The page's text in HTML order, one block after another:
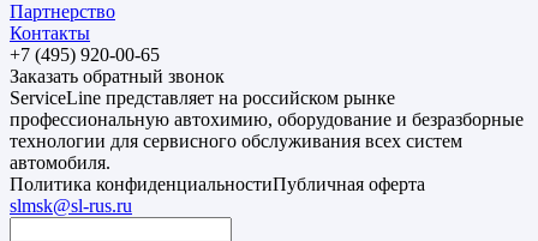
Партнерство
Контакты
+7 (495) 920-00-65
Заказать обратный звонок
ServiceLine представляет на российском рынке
профессиональную автохимию, оборудование и безразборные
технологии для сервисного обслуживания всех систем
автомобиля.
Политика конфиденциальностиПубличная оферта
slmsk@sl-rus.ru